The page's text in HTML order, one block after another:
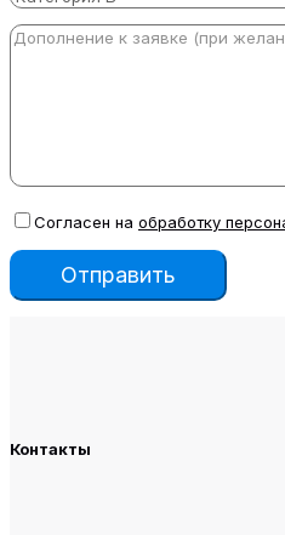
Согласен на обработку
Контакты